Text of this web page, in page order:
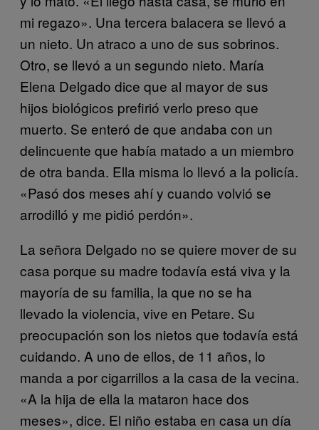
mi regazo». Una tercera balacera se llevó a
un nieto. Un atraco a uno de sus sobrinos.
Otro, se llevó a un segundo nieto. María
Elena Delgado dice que al mayor de sus
hijos biológicos prefirió verlo preso que
muerto. Se enteró de que andaba con un
delincuente que había matado a un miembro
de otra banda. Ella misma lo llevó a la policía.
«Pasó dos meses ahí y cuando volvió se
arrodilló y me pidió perdón».
La señora Delgado no se quiere mover de su
casa porque su madre todavía está viva y la
mayoría de su familia, la que no se ha
llevado la violencia, vive en Petare. Su
preocupación son los nietos que todavía está
cuidando. A uno de ellos, de 11 años, lo
manda a por cigarrillos a la casa de la vecina.
«A la hija de ella la mataron hace dos
meses», dice. El niño estaba en casa un día